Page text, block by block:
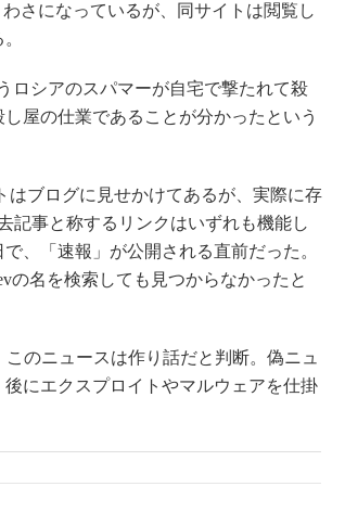
さになっているが、同サイトは閲覧し
ロシアのスパマーが自宅で撃たれて殺
屋の仕業であることが分かったという
ブログに見せかけてあるが、実際に存
記事と称するリンクはいずれも機能し
、「速報」が公開される直前だった。
の名を検索しても見つからなかったと
のニュースは作り話だと判断。偽ニュ
にエクスプロイトやマルウェアを仕掛